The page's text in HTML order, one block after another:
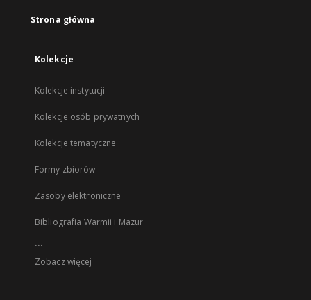
Strona główna
Kolekcje
Kolekcje instytucji
Kolekcje osób prywatnych
Kolekcje tematyczne
Formy zbiorów
Zasoby elektroniczne
Bibliografia Warmii i Mazur
...
Zobacz więcej